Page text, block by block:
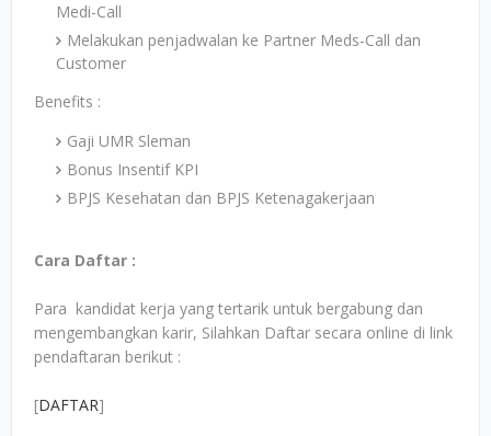
Medi-Call
Melakukan penjadwalan ke Partner Meds-Call dan
Customer
Benefits :
Gaji UMR Sleman
Bonus Insentif KPI
BPJS Kesehatan dan BPJS Ketenagakerjaan
Cara Daftar :
Para kandidat kerja yang tertarik untuk bergabung dan
mengembangkan karir, Silahkan Daftar secara online di link
pendaftaran berikut :
[DAFTAR]